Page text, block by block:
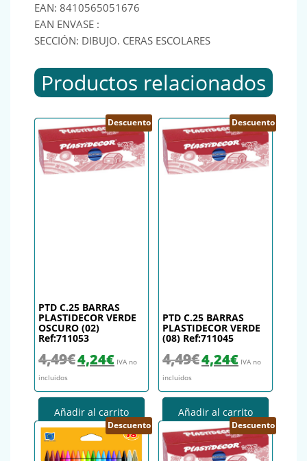
EAN: 8410565051676
EAN ENVASE :
SECCIÓN: DIBUJO. CERAS ESCOLARES
Productos relacionados
Descuento
PTD C.25 BARRAS
PLASTIDECOR VERDE
OSCURO (02)
Ref:711053
4,49€ El precio original era: 4,49€.
4,24€El precio actual es: 4,24€.
IVA no
incluidos
Añadir al carrito
Descuento
PTD C.25 BARRAS
PLASTIDECOR VERDE
(08) Ref:711045
4,49€ El precio original era: 4,49€.
4,24€El precio actual
IVA no
incluidos
Añadir al carrito
Descuento Descuento